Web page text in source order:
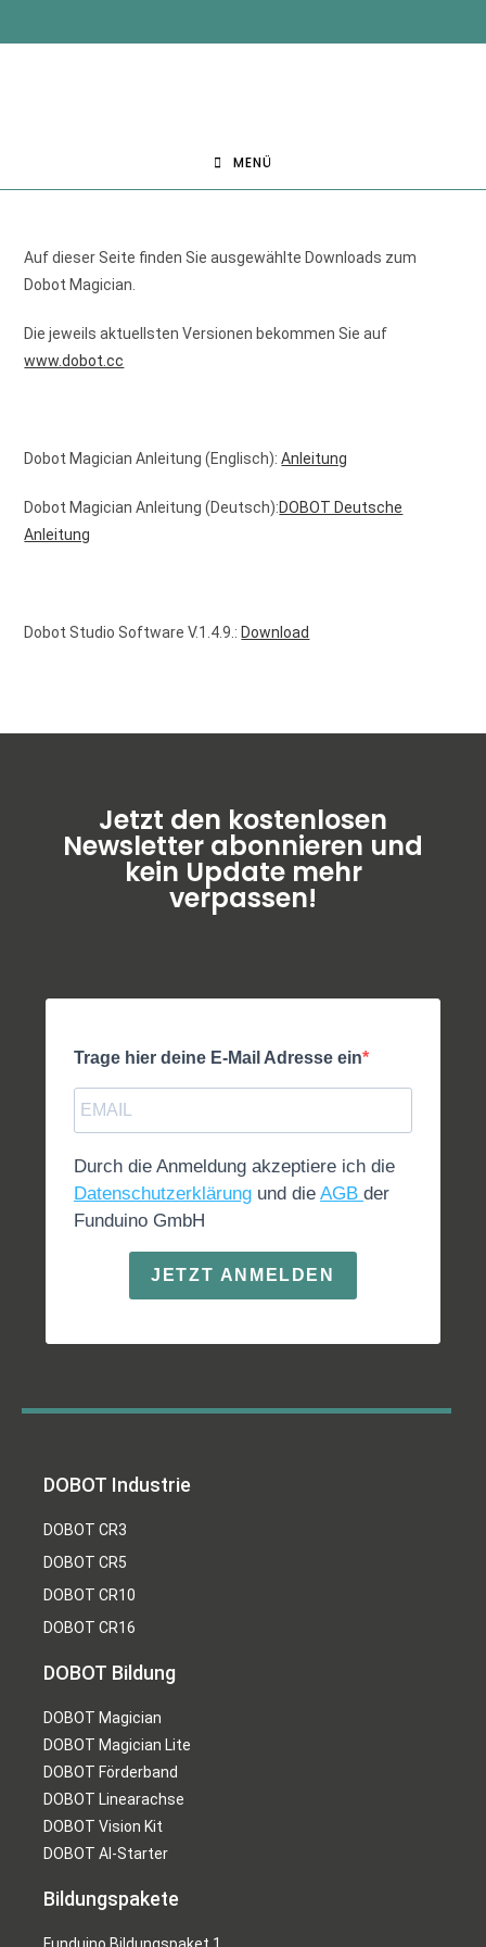
MENÜ
Auf dieser Seite finden Sie ausgewählte Downloads zum
Dobot Magician.
Die jeweils aktuellsten Versionen bekommen Sie auf
www.dobot.cc
Dobot Magician Anleitung (Englisch):Anleitung
Dobot Magician Anleitung (Deutsch):DOBOT Deutsche
Anleitung
Dobot Studio Software V.1.4.9.: Download
Jetzt den kostenlosen
Newsletter abonnieren und
kein Update mehr
verpassen!
Trage hier deine E-Mail Adresse ein
Durch die Anmeldung akzeptiere ich die
Datenschutzerklärung und die AGB der
Funduino GmbH
JETZT ANMELDEN
DOBOT Industrie
DOBOT CR3
DOBOT CR5
DOBOT CR10
DOBOT CR16
DOBOT Bildung
DOBOT Magician
DOBOT Magician Lite
DOBOT Förderband
DOBOT Linearachse
DOBOT Vision Kit
DOBOT AI-Starter
Bildungspakete